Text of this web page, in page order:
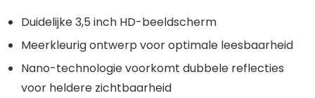
Duidelijke 3,5 inch HD-beeldscherm
Meerkleurig ontwerp voor optimale leesbaarheid
Nano-technologie voorkomt dubbele reflecties
voor heldere zichtbaarheid